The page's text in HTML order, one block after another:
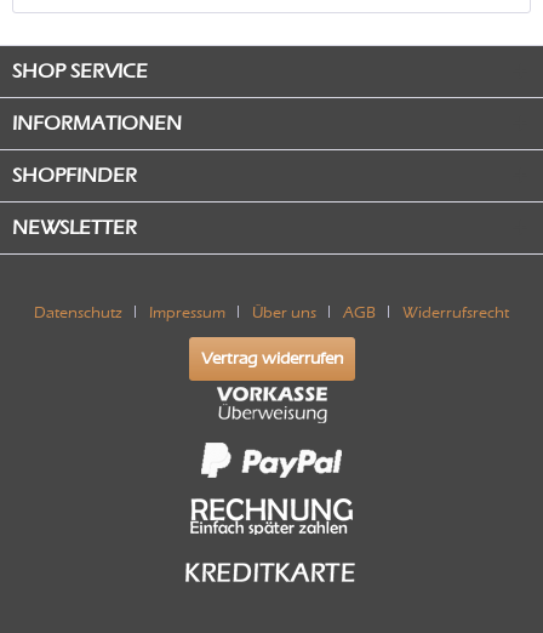
SHOP SERVICE
INFORMATIONEN
SHOPFINDER
NEWSLETTER
Datenschutz Impressum Über uns AGB Widerrufsrecht
Vertrag widerrufen